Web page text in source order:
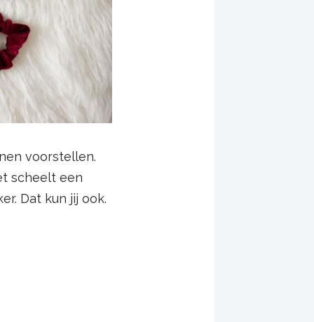
voorstellen.
scheelt een
Dat kun jij ook.